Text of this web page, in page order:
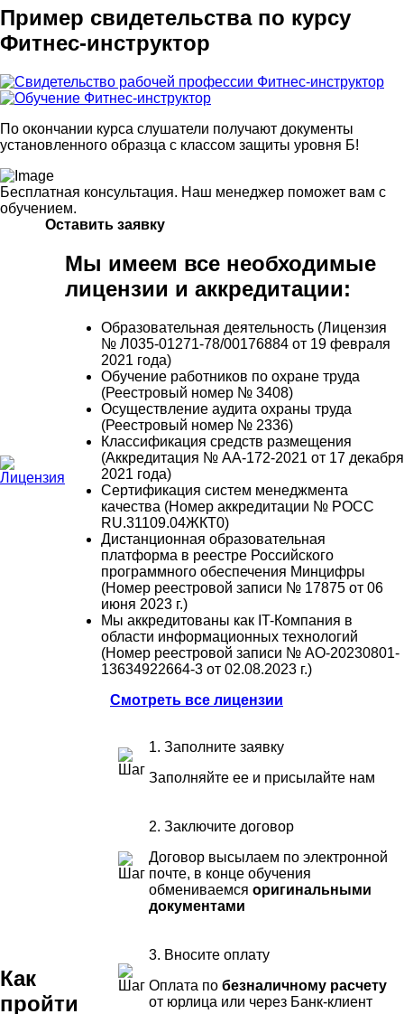
Пример свидетельства по курсу
Фитнес-инструктор
По окончании курса слушатели получают документы
установленного образца с классом защиты уровня Б!
Бесплатная консультация. Наш менеджер поможет вам с
обучением.
Оставить заявку
Мы имеем все необходимые
лицензии и аккредитации:
Образовательная деятельность (Лицензия
№ Л035-01271-78/00176884 от 19 февраля
2021 года)
Обучение работников по охране труда
(Реестровый номер № 3408)
Осуществление аудита охраны труда
(Реестровый номер № 2336)
Классификация средств размещения
(Аккредитация № АА-172-2021 от 17 декабря
2021 года)
Сертификация систем менеджмента
качества (Номер аккредитации № РОСС
RU.31109.04ЖКТ0)
Дистанционная образовательная
платформа в реестре Российского
программного обеспечения Минцифры
(Номер реестровой записи № 17875 от 06
июня 2023 г.)
Мы аккредитованы как IT-Компания в
области информационных технологий
(Номер реестровой записи № АО-20230801-
13634922664-3 от 02.08.2023 г.)
Смотреть все лицензии
Как
пройти
1. Заполните заявку
Заполняйте ее и присылайте нам
2. Заключите договор
Договор высылаем по электронной
почте, в конце обучения
обмениваемся оригинальными
документами
3. Вносите оплату
Оплата по безналичному расчету
от юрлица или через Банк-клиент